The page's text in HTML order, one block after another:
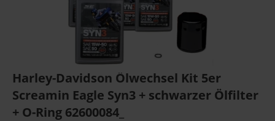
Harley-Davidson Ölwechsel Kit 5er
Screamin Eagle Syn3 + schwarzer Ölfilter
+ O-Ring 62600084_